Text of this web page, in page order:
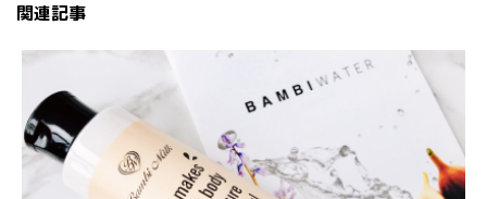
関連記事